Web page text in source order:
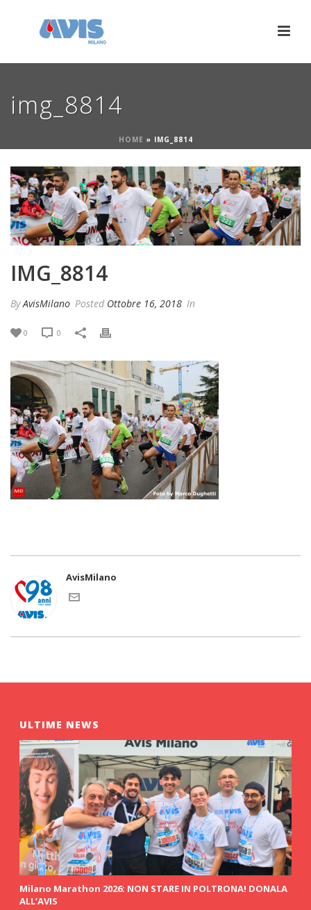
img_8814
HOME » IMG_8814
IMG_8814
ByAvisMilano Posted Ottobre 16, 2018 In
0 0
AvisMilano
ULTIME NEWS
Milano Marathon 2026: NON STARE IN POLTRONA! DONALA
ALL’AVIS